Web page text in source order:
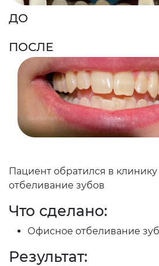
Пациент обратился в
отбеливание зубов
Что сделано:
Офисное отбеливание
Результат:
ДО
ПОСЛЕ